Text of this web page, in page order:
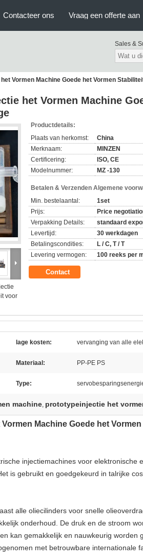
Contacteer ons Vraag een offerte aan
Sales &
Vormen Machine Goede het Vormen
het Vormen Machine
voor
Productdetails:
Plaats van herkomst:
China
Merknaam:
MINZEN
Certificering:
ISO, CE
Modelnummer:
MZ -130
Betalen & Verzenden Algemene
Min. bestelaantal:
1set
Prijs:
Price
Verpakking Details:
standaard
Levertijd:
30 werkdagen
Betalingscondities:
L / C, T / T
Levering vermogen:
100 reeks per
Contact
lage kosten: vervanging van alle
Materiaal: PP-PE PS
Type:
machine, prototypeinjectie het
Machine Goede het
injectiemachines voor elektronische
is gebruikt en goedgekeurd in talrijke
alle oliecilinders voor snelle
onderhoud. De druk en de stroom
kan gemakkelijk en nauwkeurig worden
met betrouwbare internationale